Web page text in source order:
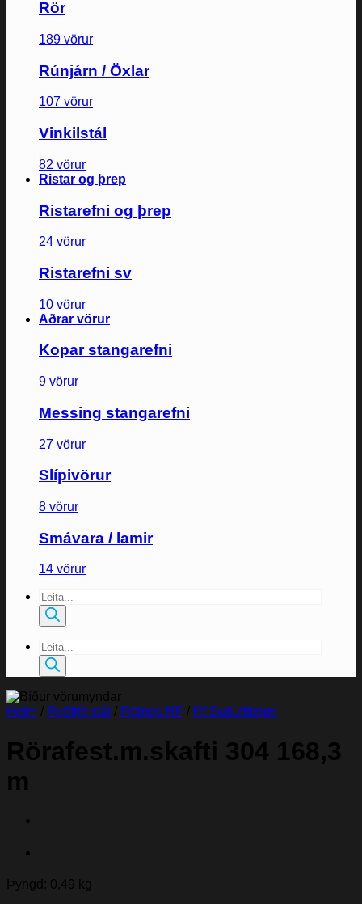
Rör
189 vörur
Rúnjárn / Öxlar
107 vörur
Vinkilstál
82 vörur
Ristar og þrep
Ristarefni og þrep
24 vörur
Ristarefni sv
10 vörur
Aðrar vörur
Kopar stangarefni
9 vörur
Messing stangarefni
27 vörur
Slípivörur
8 vörur
Smávara / lamir
14 vörur
Products
search
Products
search
Heim / Ryðfrítt stál / Fittings RF / Rf Suðufittings
Rörafest.m.skafti 304 168,3
m
Þyngd: 0,49 kg